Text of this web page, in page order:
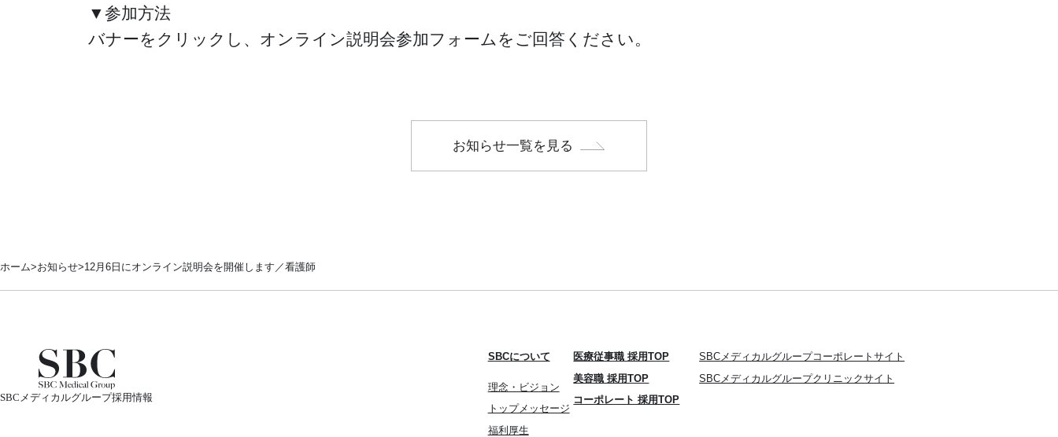
▼参加方法
バナーをクリックし、オンライン説明会参加フォームをご回答ください。
お知らせ一覧を見る
ホーム お知らせ 12月6日にオンライン説明会を開催します／看護師
SBCメディカルグループ採用情報
SBCについて
理念・ビジョン
トップメッセージ
福利厚生
医療従事職 採用TOP
美容職 採用TOP
コーポレート 採用TOP
SBCメディカルグループコーポレートサイト
SBCメディカルグループクリニックサイト